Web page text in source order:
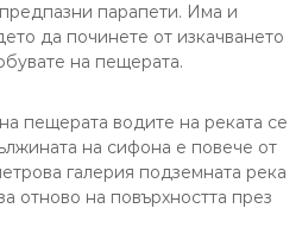
парапети. Има и
да починете от изкачването
на пещерата.
пещерата водите на реката се
на сифона е повече от
галерия подземната река
отново на повърхността през